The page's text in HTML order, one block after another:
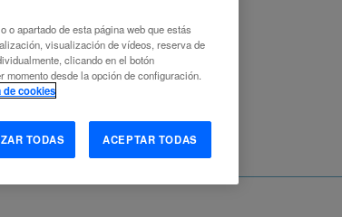
o apartado de esta página web que estás
visualización de vídeos, reserva de
clicando en el botón
desde la opción de configuración.
cookies
TODAS ACEPTAR TODAS